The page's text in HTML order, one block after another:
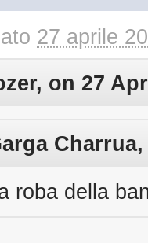
27 aprile
on 27
roba della